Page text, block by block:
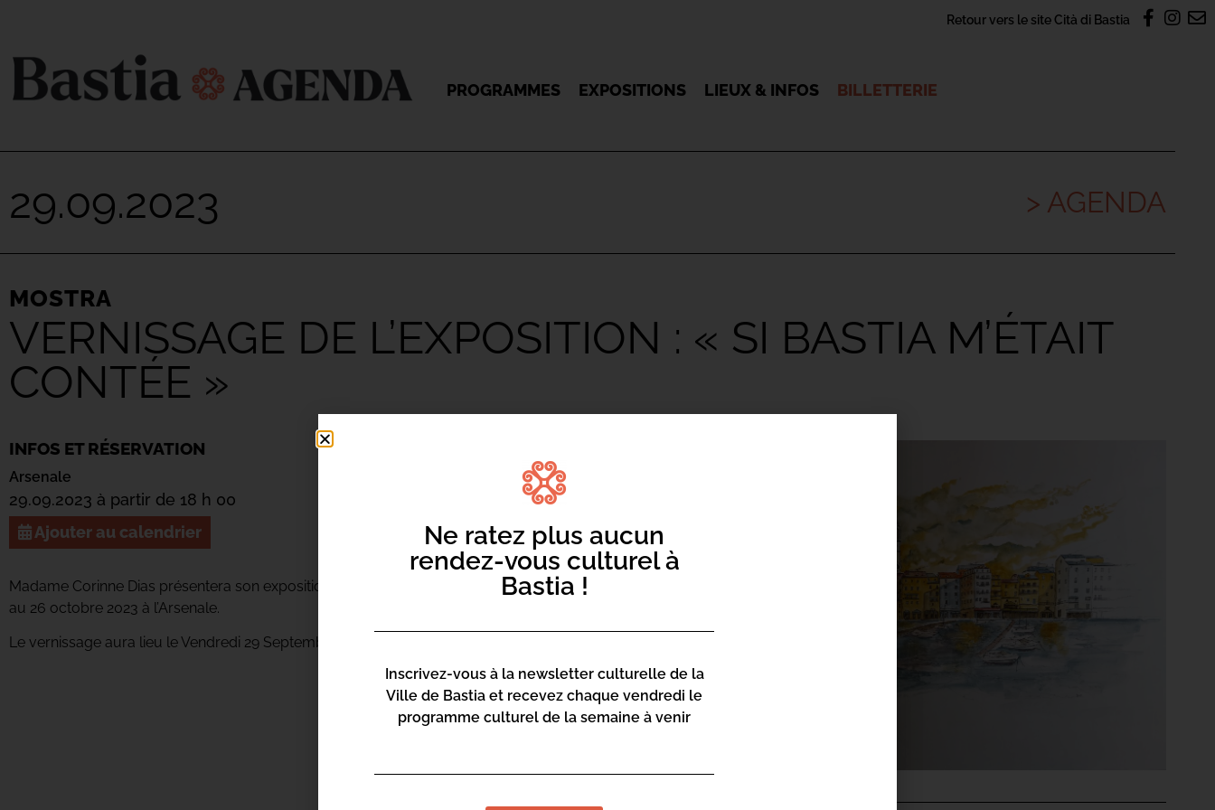
Retour vers le site Cità di Bastia
PROGRAMMES EXPOSITIONS LIEUX & INFOS BILLETTERIE
29.09.2023 > AGENDA
MOSTRA
VERNISSAGE DE L’EXPOSITION : « SI BASTIA M’ÉTAIT
CONTÉE »
INFOS ET RÉSERVATION
Arsenale
29.09.2023 à partir de 18 h 00
Ajouter au calendrier
Madame Corinne Dias présentera son exposition « Si Bastia m’était contée » visible du 30 septembre
au 26 octobre 2023 à l’Arsenale.
Le vernissage aura lieu le Vendredi 29 Septembre à 18h.
Ne ratez plus aucun
rendez-vous culturel à
Bastia !
Inscrivez-vous à la newsletter culturelle de la
Ville de Bastia et recevez chaque vendredi le
programme culturel de la semaine à venir